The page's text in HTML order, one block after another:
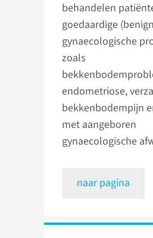
behandelen
goedaardige
gynaecologische
zoals
endometriose,
bekkenbodempijn
met aangeboren
gynaecologische
naar pagina